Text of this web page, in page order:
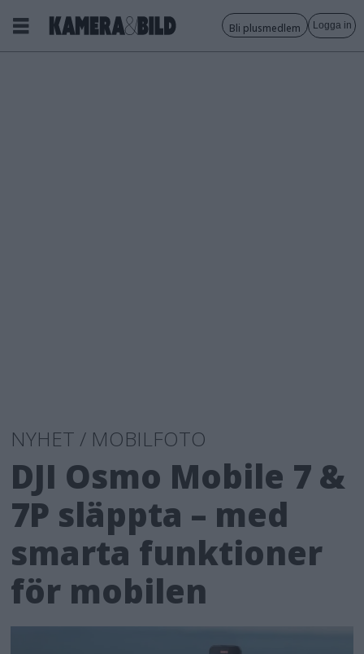
Bli plusmedlem Logga in
NYHET / MOBILFOTO
DJI Osmo Mobile 7 &
7P släppta – med
smarta funktioner
för mobilen